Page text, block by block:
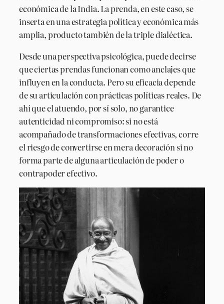
económica de la India. La prenda, en este caso, se
inserta en una estrategia política y económica más
amplia, producto también de la triple dialéctica.
Desde una perspectiva psicológica, puede decirse
que ciertas prendas funcionan como anclajes que
influyen en la conducta. Pero su eficacia depende
de su articulación con prácticas políticas reales. De
ahí que el atuendo, por sí solo, no garantice
autenticidad ni compromiso: si no está
acompañado de transformaciones efectivas, corre
el riesgo de convertirse en mera decoración si no
forma parte de alguna articulación de poder o
contrapoder efectivo.